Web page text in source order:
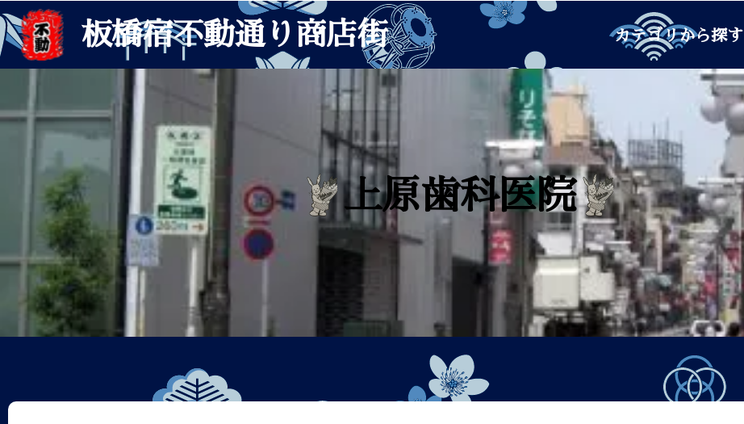
板橋宿不動通り商店街 カテゴリから探す
上原歯科医院